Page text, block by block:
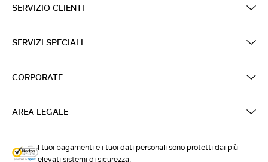
SERVIZIO CLIENTI
SERVIZI SPECIALI
CORPORATE
AREA LEGALE
I tuoi pagamenti e i tuoi dati personali sono protetti dai più
elevati sistemi di sicurezza.